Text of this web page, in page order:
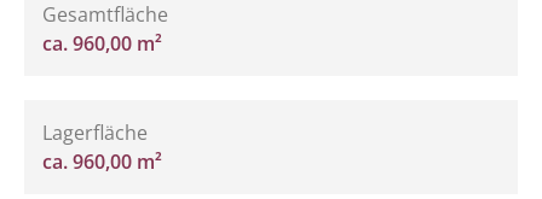
Gesamtfläche
ca. 960,00 m²
Lagerfläche
ca. 960,00 m²